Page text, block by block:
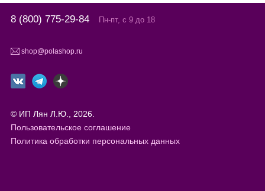
8 (800) 775-29-84 Пн-пт, с 9 до 18
shop@polashop.ru
© ИП Лян Л.Ю., 2026.
Пользовательское соглашение
Политика обработки персональных данных